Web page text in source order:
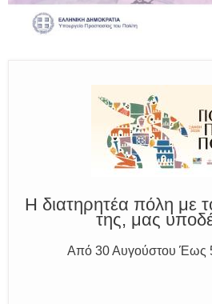
Η διατηρητέα πόλη με
της, μας
Καλούμε Άμεσα την
και δίνουμε σαφείς